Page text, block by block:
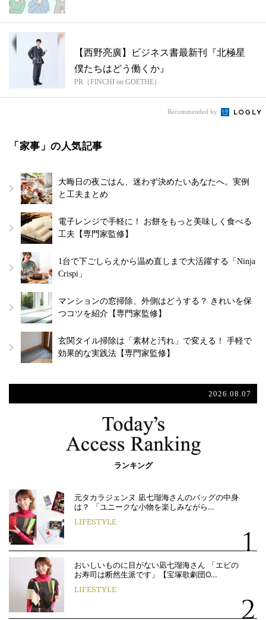
【西野亮廣】ビジネス書最新刊『北極星
僕たちはどう働くか』
PR（FINCHI on GOETHE）
Recommended by
「家事」の人気記事
大晦日の夜ごはん、迷わず決めたいあなたへ。実例
と工夫まとめ
電子レンジで手軽に！ お餅をもっと美味しく食べる
工夫【専門家監修】
1台で下ごしらえから温め直しまで大活躍する「Ninja
Crispi」
マンションの窓掃除、外側はどうする？ きれいを保
つコツを紹介【専門家監修】
玄関タイル掃除は「素材と汚れ」で変える！ 手軽で
効果的な実践法【専門家監修】
2026.08.07
ランキング
元タカラジェンヌ 凪七瑠海さんのバッグの中身
は？ 「ユニークな小物を楽しみながら…
LIFESTYLE
おいしいものに目がない凪七瑠海さん 「エビの
お寿司は断然生派です」【宝塚歌劇団O…
LIFESTYLE